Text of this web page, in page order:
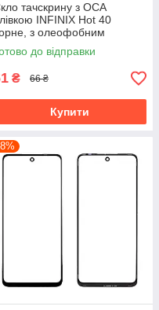
тачскрину з OCA
INFINIX Hot 40
з олеофобним
загартоване
до відправки
₴ 66 ₴
Купити